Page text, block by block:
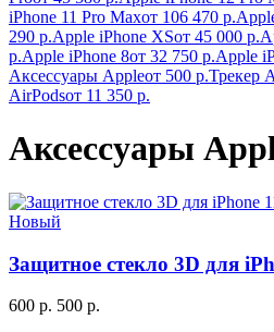
iPhone 11 Pro Maxот 106 470 р.
290 р.Apple iPhone XSот 45 000 р.
р.Apple iPhone 8от 32 750 р.Apple
Аксессуары Appleот 500 р.Трекер
AirPodsот 11 350 р.
Аксессуары
Новый
Защитное стекло 3D для
600 р. 500 р.